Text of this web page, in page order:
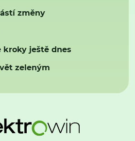
změny
kroky ještě dnes
zeleným